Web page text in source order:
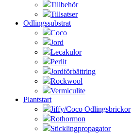
Tillbehör
Tillsatser
Odlingssubstrat
Coco
Jord
Lecakulor
Perlit
Jordförbättring
Rockwool
Vermiculite
Plantstart
Jiffy/Coco Odlingsbrickor
Rothormon
Sticklingpropagator